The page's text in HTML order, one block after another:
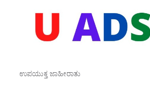
ಉಪಯುಕ್ತ ಜಾಹೀರಾತು